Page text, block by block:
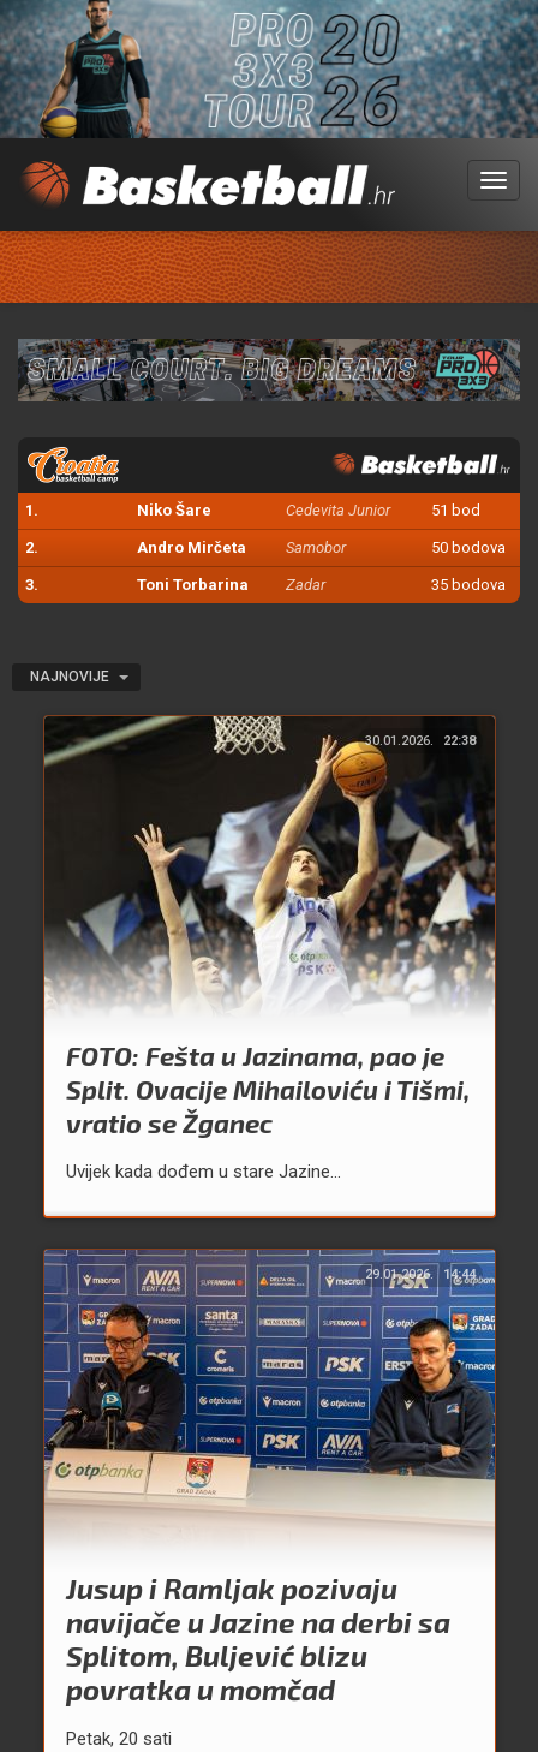
Menu
1. Niko Šare Cedevita Junior 51 bod
2. Andro Mirčeta Samobor 50 bodova
3. Toni Torbarina Zadar 35 bodova
NAJNOVIJE
30.01.2026. 22:38
FOTO: Fešta u Jazinama, pao je
Split. Ovacije Mihailoviću i Tišmi,
vratio se Žganec
Uvijek kada dođem u stare Jazine...
29.01.2026. 14:44
Jusup i Ramljak pozivaju
navijače u Jazine na derbi sa
Splitom, Buljević blizu
povratka u momčad
Petak, 20 sati